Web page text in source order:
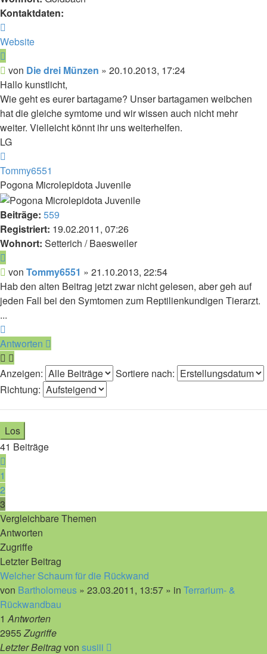
Kontaktdaten:
von
drei
Münzen
Website
Beitrag
von Die drei Münzen » 20.10.2013, 17:24
Hallo kunstlicht,
Wie geht es eurer bartagame? Unser bartagamen weibchen
hat die gleiche symtome und wir wissen auch nicht mehr
weiter. Vielleicht könnt ihr uns weiterhelfen.
LG
oben
Tommy6551
Pogona Microlepidota Juvenile
Beiträge: 559
Registriert: 19.02.2011, 07:26
Wohnort: Setterich / Baesweiler
Beitrag
von Tommy6551 » 21.10.2013, 22:54
Hab den alten Beitrag jetzt zwar nicht gelesen, aber geh auf
jeden Fall bei den Symtomen zum Reptilienkundigen Tierarzt.
...
oben
Antworten
Anzeigen:
Sortiere nach:
Richtung:
41 Beiträge
1
2
3
Vergleichbare Themen
Antworten
Zugriffe
Letzter Beitrag
Welcher Schaum für die Rückwand
von Bartholomeus » 23.03.2011, 13:57 » in Terrarium- &
Rückwandbau
1Antworten
2955Zugriffe
Letzter Beitragvon susiii